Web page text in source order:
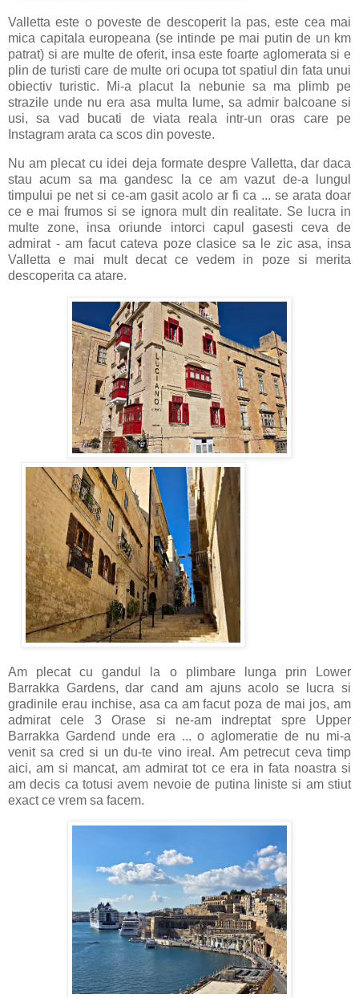
Valletta este o poveste de descoperit la pas, este cea mai
mica capitala europeana (se intinde pe mai putin de un km
patrat) si are multe de oferit, insa este foarte aglomerata si e
plin de turisti care de multe ori ocupa tot spatiul din fata unui
obiectiv turistic. Mi-a placut la nebunie sa ma plimb pe
strazile unde nu era asa multa lume, sa admir balcoane si
usi, sa vad bucati de viata reala intr-un oras care pe
Instagram arata ca scos din poveste.
Nu am plecat cu idei deja formate despre Valletta, dar daca
stau acum sa ma gandesc la ce am vazut de-a lungul
timpului pe net si ce-am gasit acolo ar fi ca ... se arata doar
ce e mai frumos si se ignora mult din realitate. Se lucra in
multe zone, insa oriunde intorci capul gasesti ceva de
admirat - am facut cateva poze clasice sa le zic asa, insa
Valletta e mai mult decat ce vedem in poze si merita
descoperita ca atare.
Am plecat cu gandul la o plimbare lunga prin Lower
Barrakka Gardens, dar cand am ajuns acolo se lucra si
gradinile erau inchise, asa ca am facut poza de mai jos, am
admirat cele 3 Orase si ne-am indreptat spre Upper
Barrakka Gardend unde era ... o aglomeratie de nu mi-a
venit sa cred si un du-te vino ireal. Am petrecut ceva timp
aici, am si mancat, am admirat tot ce era in fata noastra si
am decis ca totusi avem nevoie de putina liniste si am stiut
exact ce vrem sa facem.